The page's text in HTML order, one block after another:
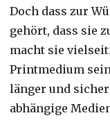
Doch dass zur
gehört, dass sie
macht sie
Printmedium
länger und
abhängige